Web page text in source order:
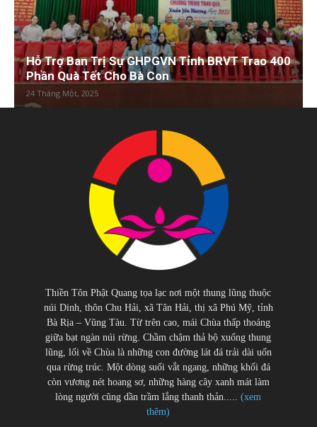
Hỗ Trợ Ban Trị Sự GHPGVN Tỉnh BRVT Trao 400
Phần Quà Tết Cho Bà Con
24 Tháng Một, 2025
Thiền Tôn Phật Quang tọa lạc nơi một thung lũng thuộc
núi Dinh, thôn Chu Hải, xã Tân Hải, thị xã Phú Mỹ, tỉnh
Bà Rịa – Vũng Tàu. Từ trên cao, mái Chùa thấp thoáng
giữa bạt ngàn núi rừng. Chầm chậm thả bộ xuống thung
lũng, lối về Chùa là những con đường lát đá trải dài uốn
qua rừng trúc. Một dòng suối vắt ngang, những khối đá
còn vương nét hoang sơ, những hàng cây xanh mát làm
lòng người cũng dần trầm lắng thanh thản.....(xem
thêm)